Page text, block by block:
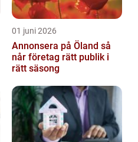
01 juni 2026
Annonsera på Öland så
når företag rätt publik i
rätt säsong